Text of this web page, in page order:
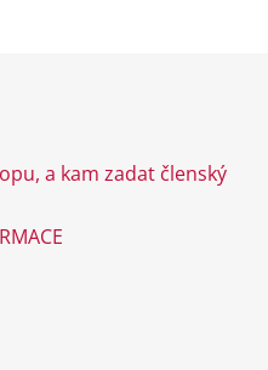
a kam zadat členský